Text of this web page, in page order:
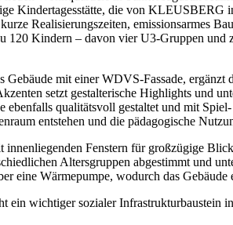
Kindertagesstätte, die von KLEUSBERG
Realisierungszeiten, emissionsarmes
120 Kindern – davon vier U3-Gruppen
Gebäude mit einer WDVS-Fassade,
setzt gestalterische Highlights und
qualitätsvoll gestaltet und mit
entstehen und die pädagogische
Fenstern für großzügige
Altersgruppen abgestimmt und
eine Wärmepumpe, wodurch das
ein wichtiger sozialer Infrastrukturbaustein